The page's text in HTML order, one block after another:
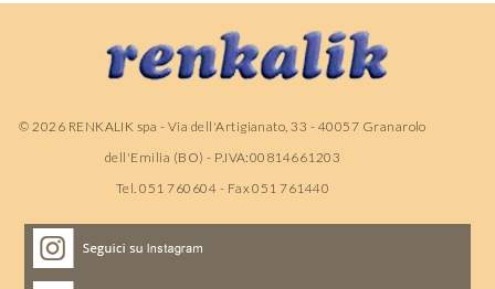
©2026 RENKALIK spa - Via dell'Artigianato, 33 - 40057 Granarolo
dell'Emilia (BO) - P.IVA:00814661203
Tel. 051 760604 - Fax 051 761440